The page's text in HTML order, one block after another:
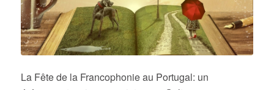
La Fête de la Francophonie au Portugal: un